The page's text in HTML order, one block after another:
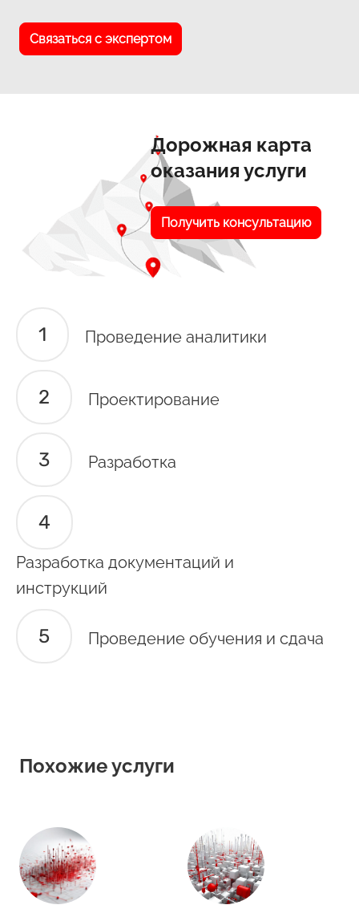
Связаться с экспертом
Дорожная карта
оказания услуги
Получить консультацию
Проведение аналитики
Проектирование
Разработка
Разработка документаций и
инструкций
Проведение обучения и сдача
Похожие услуги